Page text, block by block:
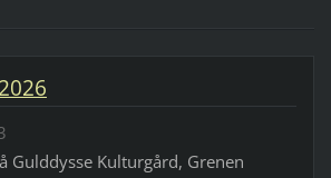
Gulddysse Kulturgård, Grenen